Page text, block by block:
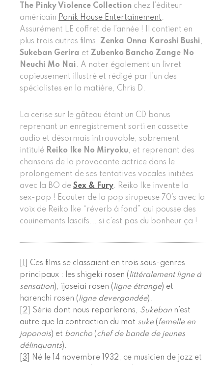
The Pinky Violence Collection chez l’éditeur
américain Panik House Entertainement.
Assurément LE coffret de l’année ! Il contient en
plus trois autres films, Zenka Onna Karoshi Bushi,
Sukeban Gerira et Zubenko Bancho Zange No
Neuchi Mo Nai. A noter également un livret
copieusement illustré et rédigé par l’un des
spécialistes en la matière, Chris D.
La cerise sur le gâteau étant un CD bonus
reprenant un enregistrement sorti en cassette
audio et désormais introuvable, sobrement
intitulé Reiko Ike No Miryoku, et reprenant des
chansons de la provocante actrice dans le
prolongement de ses tentatives vocales initiées
avec la BO de Sex & Fury. Reiko Ike invente la
sex-pop ! Ecouter de la pop sirupeuse 70’s avec la
voix de Reiko Ike “réverb à fond” qui pousse des
couinements lascifs... si c’est pas du bonheur ça !
Ces films se classaient en trois sous-genres
principaux : les shigeki rosen (littéralement ligne à
sensation), ijoseiai rosen (ligne étrange) et
harenchi rosen (ligne devergondée).
2 Série dont nous reparlerons, Sukeban n’est
autre que la contraction du mot suke(femelle en
japonais) et bancho (chef de bande de jeunes
délinquants).
3
Né le 14 novembre 1932, ce musicien de jazz et